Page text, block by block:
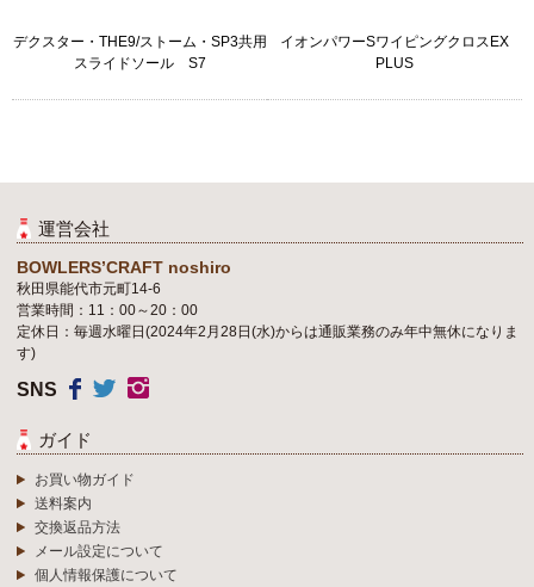
デクスター・THE9/ストーム・SP3共用
スライドソール S7
イオンパワーSワイピングクロスEX
PLUS
運営会社
BOWLERS’CRAFT noshiro
秋田県能代市元町14-6
営業時間：11：00～20：00
定休日：毎週水曜日(2024年2月28日(水)からは通販業務のみ年中無休になりま
す)
SNS
ガイド
お買い物ガイド
送料案内
交換返品方法
メール設定について
個人情報保護について